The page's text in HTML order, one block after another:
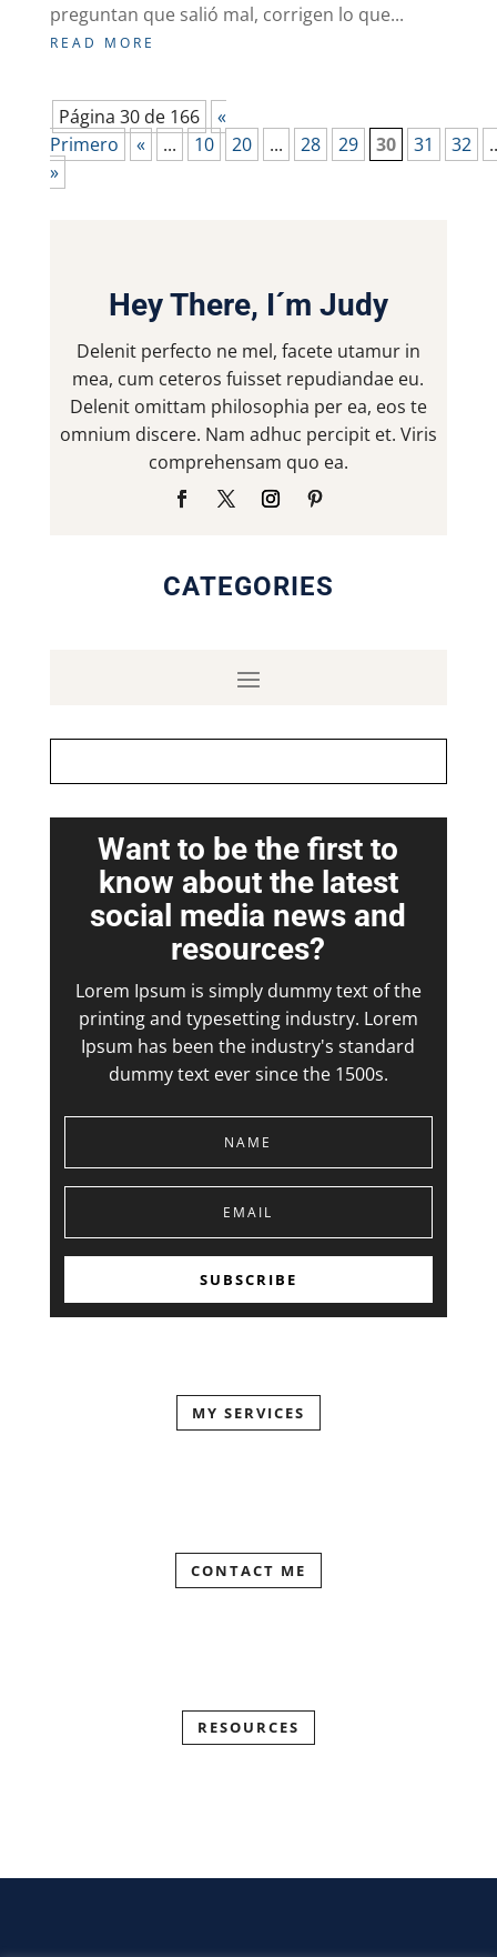
preguntan que salió mal, corrigen lo que...
READ MORE
Página 30 de 166
«
Primero
« ... 10 20 ... 28 29 30 31 32
»
Hey There, I´m Judy
Delenit perfecto ne mel, facete utamur in
mea, cum ceteros fuisset repudiandae eu.
Delenit omittam philosophia per ea, eos te
omnium discere. Nam adhuc percipit et. Viris
comprehensam quo ea.
CATEGORIES
Want to be the first to
know about the latest
social media news and
resources?
Lorem Ipsum is simply dummy text of the
printing and typesetting industry. Lorem
Ipsum has been the industry's standard
dummy text ever since the 1500s.
SUBSCRIBE
MY SERVICES
CONTACT ME
RESOURCES